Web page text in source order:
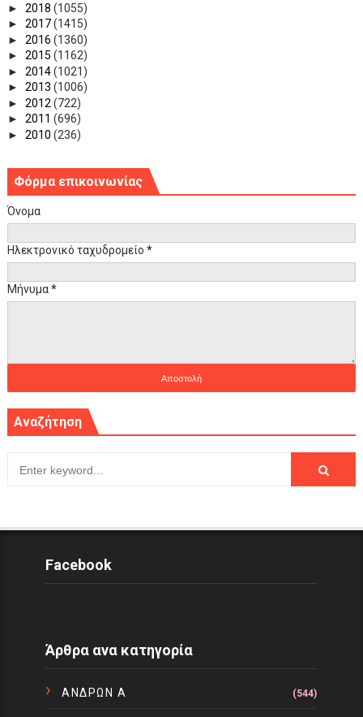
► 2018 (1055)
► 2017(1415)
► 2016 (1360)
► 2015 (1162)
► 2014(1021)
► 2013 (1006)
► 2012 (722)
► 2011 (696)
► 2010 (236)
Φόρμα επικοινωνίας
Όνομα
Ηλεκτρονικό ταχυδρομείο *
Μήνυμα*
Αναζήτηση
Facebook
Άρθρα ανα κατηγορία
ΑΝΔΡΩΝ Α (544)